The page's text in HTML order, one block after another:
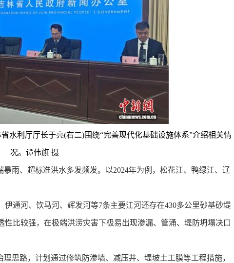
水利厅厅长于亮(右二)围绕“完善现代化基础设施体系”介绍相关情
况。谭伟旗 摄
、超标准洪水多发频发。以2024年为例，松花江、鸭绿江、辽
河、饮马河、辉发河等7条主要江河还存在430多公里砂基砂堤
比较强，在极端洪涝灾害下极易出现渗漏、管涌、堤防坍塌决口
路，计划通过修筑防渗墙、减压井、堤坡土工膜等工程措施，